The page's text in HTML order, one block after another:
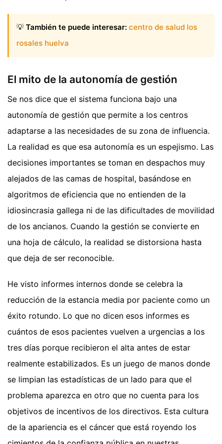
💡 También te puede interesar: centro de salud los
rosales huelva
El mito de la autonomía de gestión
Se nos dice que el sistema funciona bajo una
autonomía de gestión que permite a los centros
adaptarse a las necesidades de su zona de influencia.
La realidad es que esa autonomía es un espejismo. Las
decisiones importantes se toman en despachos muy
alejados de las camas de hospital, basándose en
algoritmos de eficiencia que no entienden de la
idiosincrasia gallega ni de las dificultades de movilidad
de los ancianos. Cuando la gestión se convierte en
una hoja de cálculo, la realidad se distorsiona hasta
que deja de ser reconocible.
He visto informes internos donde se celebra la
reducción de la estancia media por paciente como un
éxito rotundo. Lo que no dicen esos informes es
cuántos de esos pacientes vuelven a urgencias a los
tres días porque recibieron el alta antes de estar
realmente estabilizados. Es un juego de manos donde
se limpian las estadísticas de un lado para que el
problema aparezca en otro que no cuenta para los
objetivos de incentivos de los directivos. Esta cultura
de la apariencia es el cáncer que está royendo los